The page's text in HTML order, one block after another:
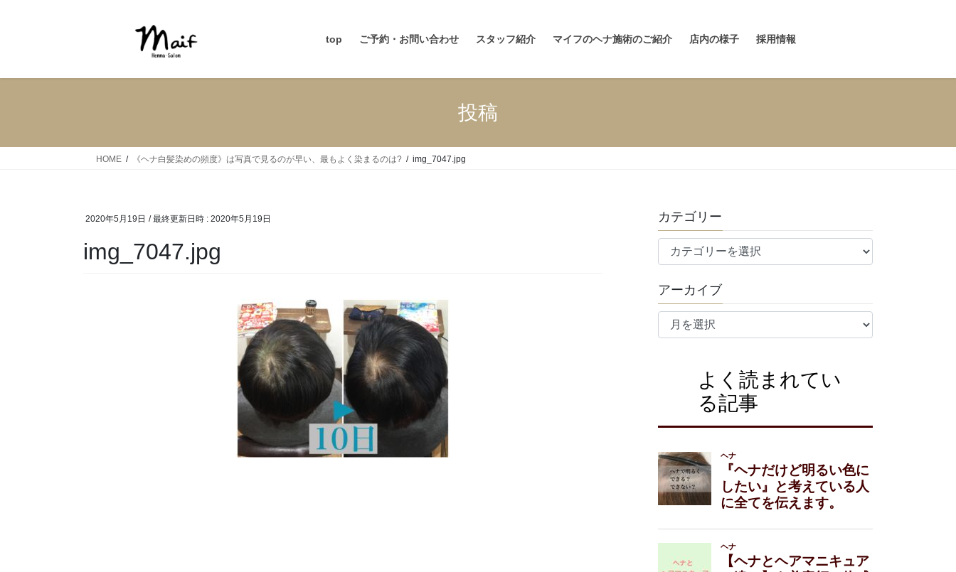
top ご予約・お問い合わせ スタッフ紹介 マイフのヘナ施術のご紹介 店内の様子 採用情報
投稿
HOME 《ヘナ白髪染めの頻度》は写真で見るのが早い、最もよく染まるのは? img_7047.jpg
2020年5月19日 / 最終更新日時 : 2020年5月19日
img_7047.jpg
カテゴリー
テ
リ
ー
アーカイブ
ア
よく読まれてい
る記事